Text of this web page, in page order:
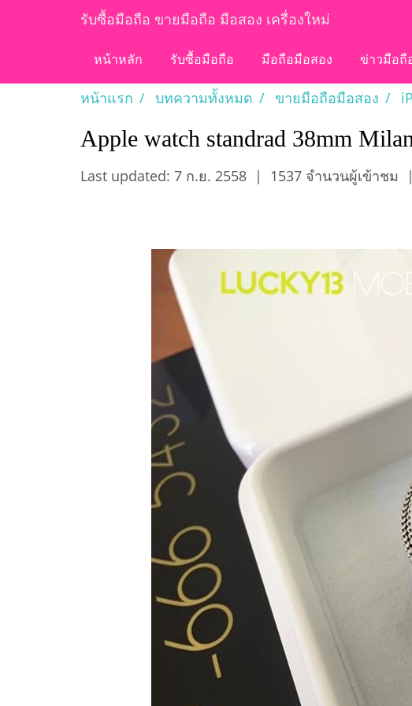
รับซื้อมือถือ ขายมือถือ มือสอง เครื่องใหม่
หน้าหลัก รับซื้อมือถือ มือถือมือสอง ข่าวมือถื
หน้าแรก บทความทั้งหมด ขายมือถือมือสอง
Apple watch standrad 38mm
Last updated: 7 ก.ย. 2558 | 1537 จำนวนผู้เข้าชม |